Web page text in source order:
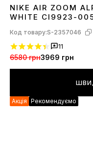
3638 4142 434445
NIKE AIR ZOOM
WHITE CI9923-
Код товару:S-2357046
11
6580 грн3969 грн
Акція Рекомендуємо